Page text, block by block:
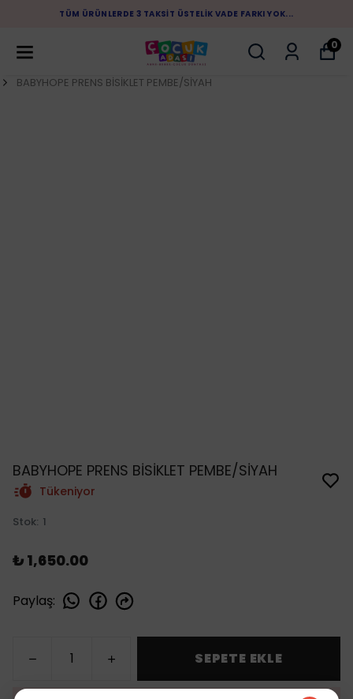
3 TAKSIT ÜSTELIK VADE FARKI YOK... 1.500 TL
0
BABYHOPE PRENS BİSİKLET PEMBE/SİYAH
BABYHOPE PRENS BİSİKLET PEMBE/SİYAH
Tükeniyor
Stok: 1
₺ 1,650.00
Paylaş:
SEPETE EKLE